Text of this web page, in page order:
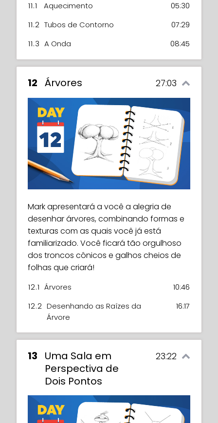
11.1 Aquecimento
05:30
11.2 Tubos de Contorno
07:29
11.3 A Onda 08:45
12 Árvores 27:03
Mark apresentará a você a alegria de
desenhar árvores, combinando formas e
texturas com as quais você já está
familiarizado. Você ficará tão orgulhoso
dos troncos cônicos e galhos cheios de
folhas que criará!
12.1 Árvores
10:46
12.2 Desenhando as Raízes da
Árvore
16:17
13
Uma Sala em
Perspectiva de
Dois Pontos
23:22